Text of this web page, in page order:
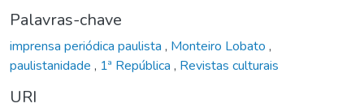
Palavras-chave
imprensa periódica paulista , Monteiro Lobato ,
paulistanidade , 1ª República , Revistas culturais
URI